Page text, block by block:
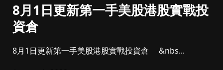
8月1日更新第一手美股港股實戰投
資倉
8月1日更新第一手美股港股實戰投資倉 &nbs...